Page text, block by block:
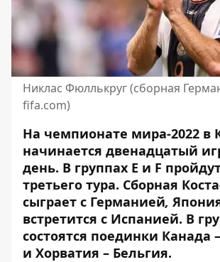
Никлас Фюллькруг (сборная
fifa.com)
На чемпионате мира-2022 в
начинается двенадцатый
день. В группах Е и F
третьего тура. Сборная
сыграет с Германией,
встретится с Испанией. В
состоятся поединки Канада
и Хорватия – Бельгия.